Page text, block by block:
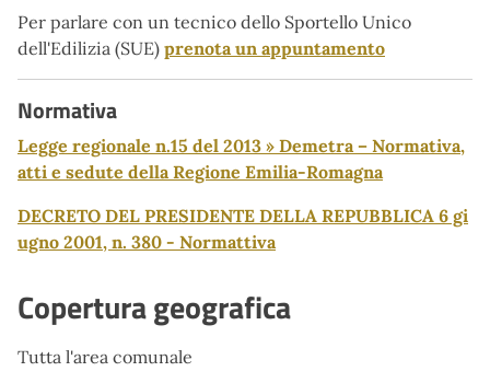
Per parlare con un tecnico dello Sportello Unico
dell'Edilizia (SUE) prenota un appuntamento
Normativa
Legge regionale n.15 del 2013 » Demetra – Normativa,
atti e sedute della Regione Emilia-Romagna
DECRETO DEL PRESIDENTE DELLA REPUBBLICA 6 gi
ugno 2001, n. 380 - Normattiva
Copertura geografica
Tutta l'area comunale